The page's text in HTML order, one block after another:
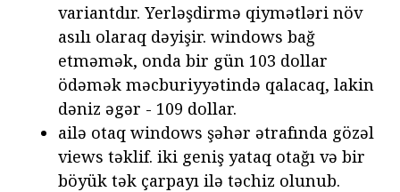
variantdır. Yerləşdirmə qiymətləri növ
asılı olaraq dəyişir. windows bağ
etməmək, onda bir gün 103 dollar
ödəmək məcburiyyətində qalacaq, lakin
dəniz əgər - 109 dollar.
ailə otaq windows şəhər ətrafında gözəl
views təklif. iki geniş yataq otağı və bir
böyük tək çarpayı ilə təchiz olunub.